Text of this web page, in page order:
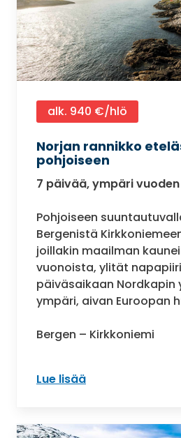
alk. 940 €/hlö
Norjan rannikko
pohjoiseen
7 päivää, ympäri vuoden
Pohjoiseen
Bergenistä
joillakin maailman
vuonoista, ylität
päiväsaikaan Nordkapin
ympäri, aivan Euroopan
Bergen – Kirkkoniemi
Lue lisää